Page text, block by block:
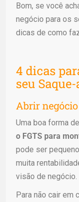
Bom, se você
negócio para os
dicas de como
4 dicas
seu
Abrir
Uma boa forma
o FGTS para
pode ser
muita
visão de negócio.
Para não cair em